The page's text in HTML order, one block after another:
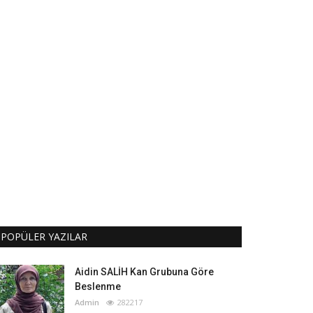
POPÜLER YAZILAR
Aidin SALİH Kan Grubuna Göre
Beslenme
Admin 282217